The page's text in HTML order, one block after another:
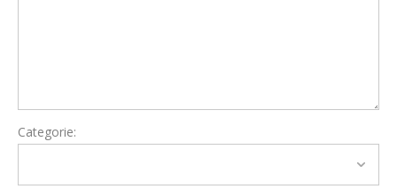
Categorie: